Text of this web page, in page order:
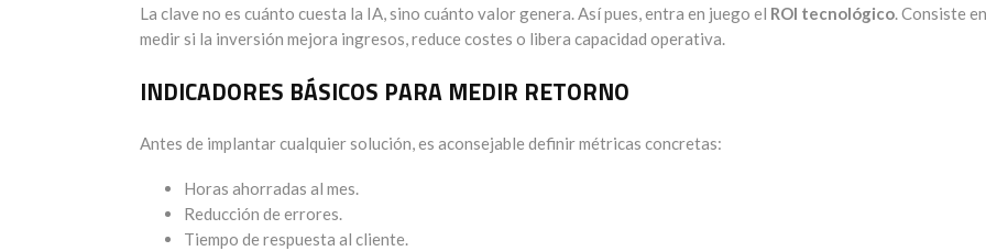
La clave no es cuánto cuesta la IA, sino cuánto valor genera. Así pues, entra en juego el ROI tecnológico. Consiste en
medir si la inversión mejora ingresos, reduce costes o libera capacidad operativa.
INDICADORES BÁSICOS PARA MEDIR RETORNO
Antes de implantar cualquier solución, es aconsejable definir métricas concretas:
Horas ahorradas al mes.
Reducción de errores.
Tiempo de respuesta al cliente.